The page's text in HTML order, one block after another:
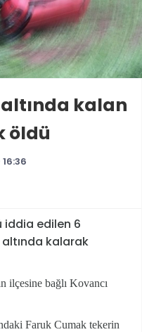
kalan
öldü
iddia edilen 6
kalarak
ilçesine bağlı Kovancı
Faruk Cumak tekerin